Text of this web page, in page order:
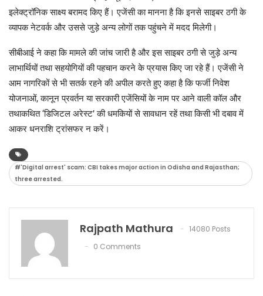
इलेक्ट्रॉनिक साक्ष्य बरामद किए हैं। एजेंसी का मानना है कि इनसे साइबर ठगी के
व्यापक नेटवर्क और उससे जुड़े अन्य लोगों तक पहुंचने में मदद मिलेगी।
सीबीआई ने कहा कि मामले की जांच जारी है और इस साइबर ठगी से जुड़े अन्य
लाभार्थियों तथा सहयोगियों की पहचान करने के प्रयास किए जा रहे हैं। एजेंसी ने
आम नागरिकों से भी सतर्क रहने की अपील करते हुए कहा है कि फर्जी निवेश
योजनाओं, कानून प्रवर्तन या सरकारी एजेंसियों के नाम पर आने वाली कॉल और
तथाकथित ‘डिजिटल अरेस्ट’ की धमकियों से सावधान रहें तथा किसी भी दबाव में
आकर धनराशि ट्रांसफर न करें।
#'Digital arrest' scam: CBI takes major action in Odisha and Rajasthan;
three arrested.
Rajpath Mathura
14080 Posts
0 Comments